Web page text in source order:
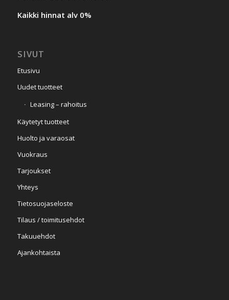
Kaikki hinnat alv 0%
SIVUT
Etusivu
Uudet tuotteet
Leasing – rahoitus
Käytetyt tuotteet
Huolto ja varaosat
Vuokraus
Tarjoukset
Yhteys
Tietosuojaseloste
Tilaus / toimitusehdot
Takuuehdot
Ajankohtaista